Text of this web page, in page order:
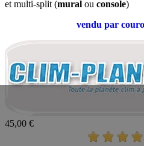
et multi-split (mural ou console)
vendu par
45,00 €